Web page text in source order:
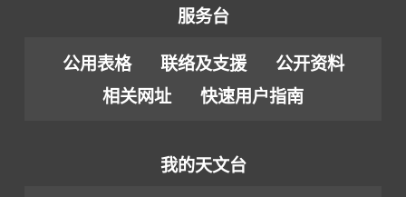
服务台
公用表格 联络及支援
公开资料
相关网址
快速用户指南
我的天文台